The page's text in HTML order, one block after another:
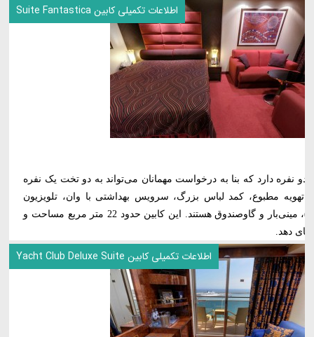
دو نفره دارد که بنا به درخواست مهمانان می‌تواند به دو تخت یک نفره
تهویه مطبوع، کمد لباس بزرگ، سرویس بهداشتی با وان، تلویزیون
تعاملی، تلفن، اینترنت بی‌سیم (شامل هزینه)، مینی‌بار و گاوصندوق هستند. این کابین حدود 22 متر مربع مساحت و
اطلاعات تکمیلی کابین Suite Fantastica
اطلاعات تکمیلی کابین Yacht Club Deluxe Suite